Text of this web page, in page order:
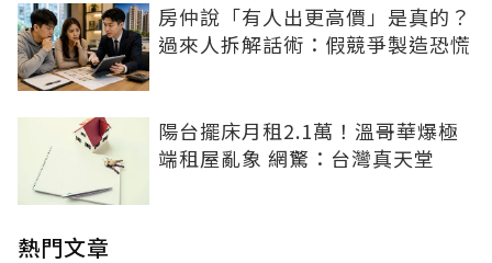
房仲說「有人出更高價」是真的？
過來人拆解話術：假競爭製造恐慌
陽台擺床月租2.1萬！溫哥華爆極
端租屋亂象 網驚：台灣真天堂
熱門文章